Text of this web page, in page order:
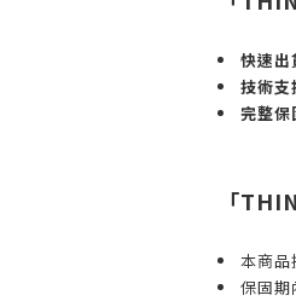
快速出
技術支
完整保
「
本商品
保固期